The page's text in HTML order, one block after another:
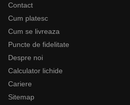
Contact
Cum platesc
Cum se livreaza
Puncte de fidelitate
Despre noi
Calculator lichide
Cariere
Sitemap